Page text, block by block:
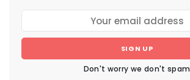
SIGN UP
Don't worry we don't spam